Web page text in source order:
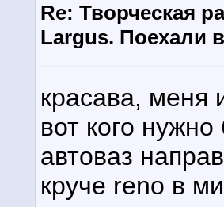
Re: Творческая
Largus. Поехали
красава, меня
вот кого
автоваз
круче reno в